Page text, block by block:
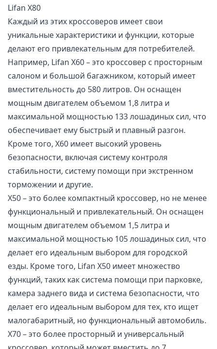
Lifan X80
Каждый из этих кроссоверов имеет свои
уникальные характеристики и функции, которые
делают его привлекательным для потребителей.
Например, Lifan X60 – это кроссовер с просторным
салоном и большой багажником, который имеет
вместительность до 580 литров. Он оснащен
мощным двигателем объемом 1,8 литра и
максимальной мощностью 133 лошадиных сил, что
обеспечивает ему быстрый и плавный разгон.
Кроме того, X60 имеет высокий уровень
безопасности, включая систему контроля
стабильности, систему помощи при экстренном
торможении и другие.
X50 – это более компактный кроссовер, но не менее
функциональный и привлекательный. Он оснащен
мощным двигателем объемом 1,5 литра и
максимальной мощностью 105 лошадиных сил, что
делает его идеальным выбором для городской
езды. Кроме того, Lifan X50 имеет множество
функций, таких как система помощи при парковке,
камера заднего вида и система безопасности, что
делает его идеальным выбором для тех, кто ищет
малогабаритный, но функциональный автомобиль.
X70 – это более просторный и универсальный